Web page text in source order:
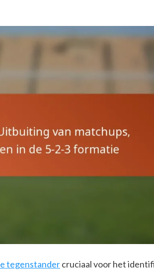
tegenstandercruciaal voor het